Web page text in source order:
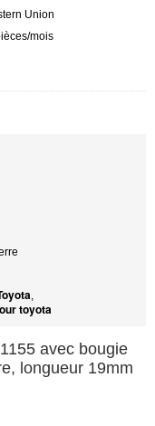
Union
mois
,
toyota
avec bougie
longueur 19mm